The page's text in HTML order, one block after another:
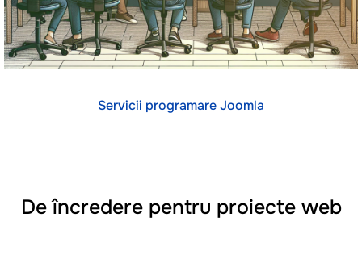
Servicii programare Joomla
De încredere pentru proiecte web